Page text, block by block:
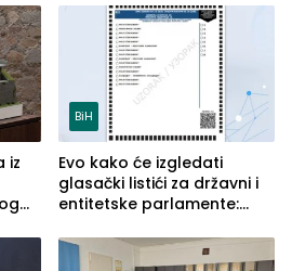
služba građanima
iz
BiH
Evo kako će izgledati
glasački listići za državni i
entitetske parlamente:
vidljive na njima